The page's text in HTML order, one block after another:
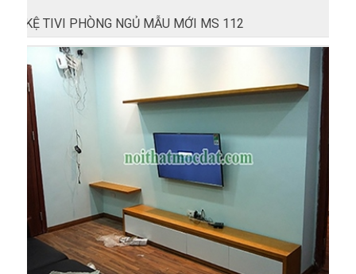
KỆ TIVI PHÒNG NGỦ MẪU MỚI MS 112